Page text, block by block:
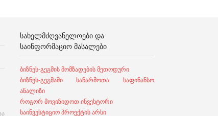
ᲡᲐᲮᲔᲚᲛᲫᲦᲕᲐᲜᲔᲚᲝᲔᲑᲘ ᲓᲐ
ᲡᲐᲘᲜᲤᲝᲠᲛᲐᲪᲘᲝ ᲛᲐᲡᲐᲚᲔᲑᲘ
ბიზნეს-გეგმის მომზადების მეთოდური
ბიზნეს-გეგმაში საწარმოთა საფინანსო
ანალიზი
როგორ მოვიზიდოთ ინვესტორი
საინვესტიციო პროექტის არსი